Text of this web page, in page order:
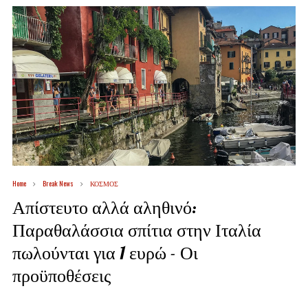
Home Break News ΚΟΣΜΟΣ
Απίστευτο αλλά αληθινό:
Παραθαλάσσια σπίτια στην Ιταλία
πωλούνται για 1 ευρώ - Οι
προϋποθέσεις